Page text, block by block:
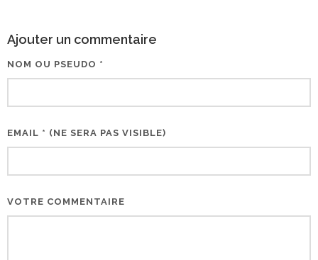
Ajouter un commentaire
NOM OU PSEUDO *
EMAIL * (NE SERA PAS VISIBLE)
VOTRE COMMENTAIRE